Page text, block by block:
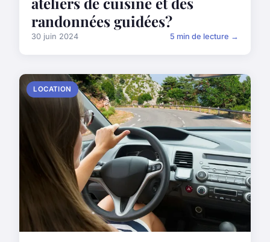
randonnées guidées?
30 juin 2024 5 min de lecture →
LOCATION